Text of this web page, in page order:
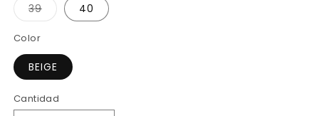
39
Variante
o
disponible
40
Color
BEIGE
Cantidad